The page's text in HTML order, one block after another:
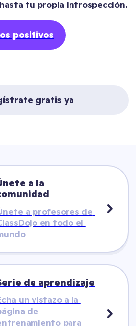
positivos
gratis ya
a la
a profesores de
en todo el
de aprendizaje
un vistazo a la
de
para